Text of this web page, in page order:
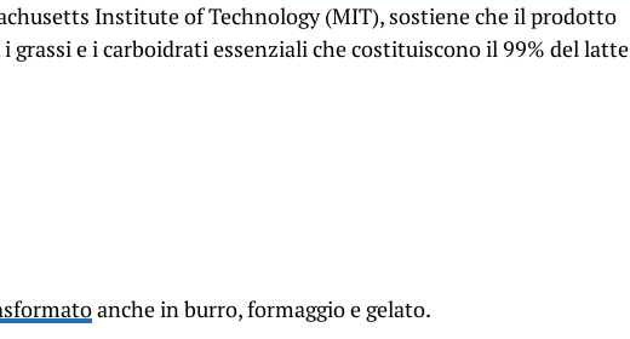
Institute of Technology (MIT), sostiene che il prodotto
e i carboidrati essenziali che costituiscono il 99% del latte
anche in burro, formaggio e gelato.